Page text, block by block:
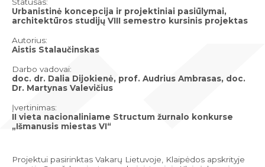
Urbanistinė koncepcija ir projektiniai pasiūlymai,
architektūros studijų VIII semestro kursinis projektas
Autorius:
Aistis Stalaučinskas
Darbo vadovai:
doc. dr. Dalia Dijokienė, prof. Audrius Ambrasas, doc.
Dr. Martynas Valevičius
Įvertinimas:
II vieta nacionaliniame Structum žurnalo konkurse
„Išmanusis miestas VI“
Projektui pasirinktas Vakarų Lietuvoje, Klaipėdos apskrityje